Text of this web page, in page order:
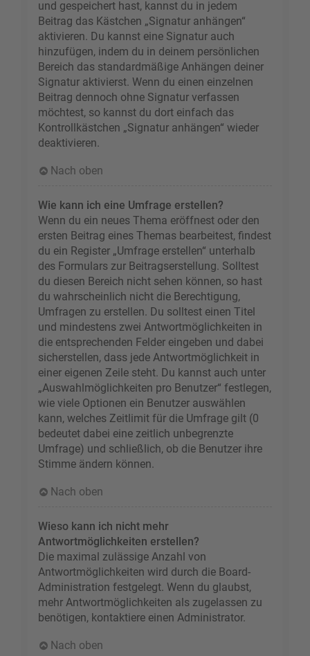
und gespeichert hast, kannst du in jedem
Beitrag das Kästchen „Signatur anhängen“
aktivieren. Du kannst eine Signatur auch
hinzufügen, indem du in deinem persönlichen
Bereich das standardmäßige Anhängen deiner
Signatur aktivierst. Wenn du einen einzelnen
Beitrag dennoch ohne Signatur verfassen
möchtest, so kannst du dort einfach das
Kontrollkästchen „Signatur anhängen“ wieder
deaktivieren.
Nach oben
Wie kann ich eine Umfrage erstellen?
Wenn du ein neues Thema eröffnest oder den
ersten Beitrag eines Themas bearbeitest, findest
du ein Register „Umfrage erstellen“ unterhalb
des Formulars zur Beitragserstellung. Solltest
du diesen Bereich nicht sehen können, so hast
du wahrscheinlich nicht die Berechtigung,
Umfragen zu erstellen. Du solltest einen Titel
und mindestens zwei Antwortmöglichkeiten in
die entsprechenden Felder eingeben und dabei
sicherstellen, dass jede Antwortmöglichkeit in
einer eigenen Zeile steht. Du kannst auch unter
„Auswahlmöglichkeiten pro Benutzer“ festlegen,
wie viele Optionen ein Benutzer auswählen
kann, welches Zeitlimit für die Umfrage gilt (0
bedeutet dabei eine zeitlich unbegrenzte
Umfrage) und schließlich, ob die Benutzer ihre
Stimme ändern können.
Nach oben
Wieso kann ich nicht mehr
Antwortmöglichkeiten erstellen?
Die maximal zulässige Anzahl von
Antwortmöglichkeiten wird durch die Board-
Administration festgelegt. Wenn du glaubst,
mehr Antwortmöglichkeiten als zugelassen zu
benötigen, kontaktiere einen Administrator.
Nach oben